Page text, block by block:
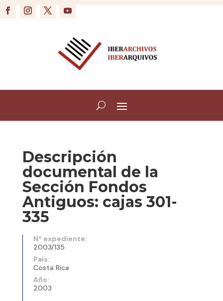
Descripción
documental de la
Sección Fondos
Antiguos: cajas 301-
335
Nº expediente:
2003/135
País:
Costa Rica
Año:
2003